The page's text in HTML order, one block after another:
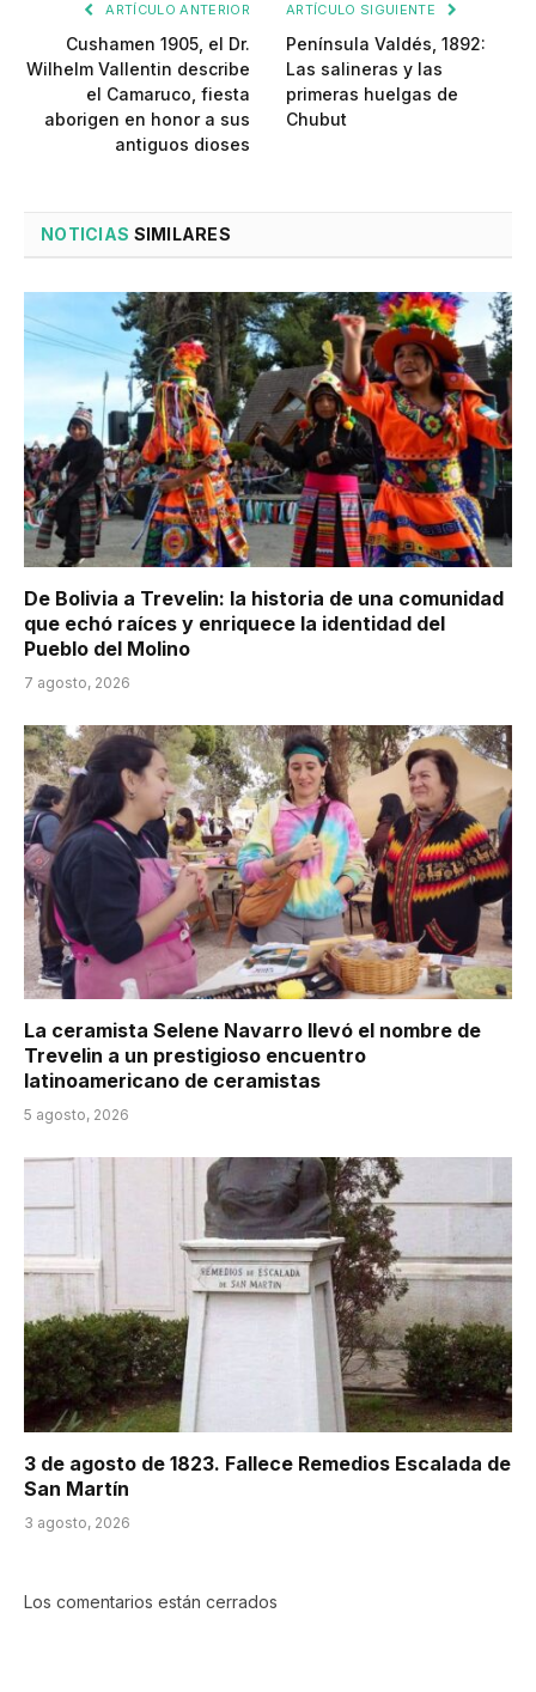
ARTÍCULO ANTERIOR
Cushamen 1905, el Dr.
Wilhelm Vallentin describe
el Camaruco, fiesta
aborigen en honor a sus
antiguos dioses
ARTÍCULO SIGUIENTE
Península Valdés, 1892:
Las salineras y las
primeras huelgas de
Chubut
NOTICIAS SIMILARES
De Bolivia a Trevelin: la historia de una comunidad
que echó raíces y enriquece la identidad del
Pueblo del Molino
7 agosto, 2026
La ceramista Selene Navarro llevó el nombre de
Trevelin a un prestigioso encuentro
latinoamericano de ceramistas
5 agosto, 2026
3 de agosto de 1823. Fallece Remedios Escalada de
San Martín
3 agosto, 2026
Los comentarios están cerrados